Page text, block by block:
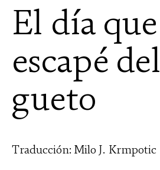
El día que
escapé del
gueto
Traducción: Milo J. Krmpotic